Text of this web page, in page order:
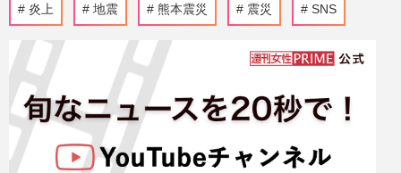
炎上 地震 熊本震災 震災 SNS